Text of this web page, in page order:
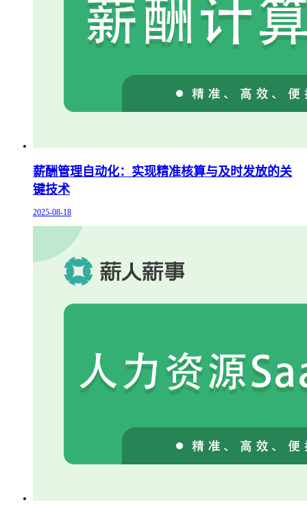
薪酬管理自动化：实现精准核算与及时发放的关
键技术
2025-08-18